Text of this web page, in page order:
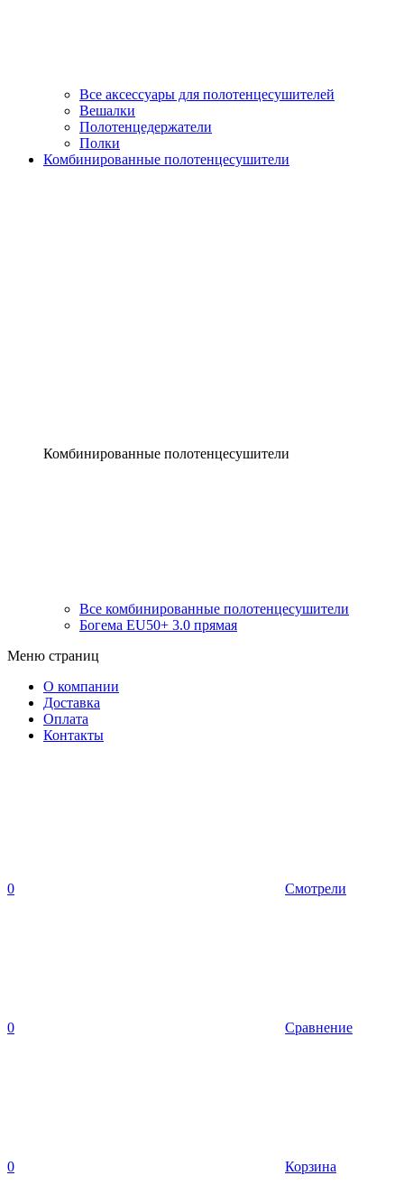
Все аксессуары для полотенцесушителей
Вешалки
Полотенцедержатели
Полки
Комбинированные полотенцесушители
Комбинированные полотенцесушители
Все комбинированные полотенцесушители
Богема EU50+ 3.0 прямая
Меню страниц
О компании
Доставка
Оплата
Контакты
0 Смотрели
0 Сравнение
0 Корзина